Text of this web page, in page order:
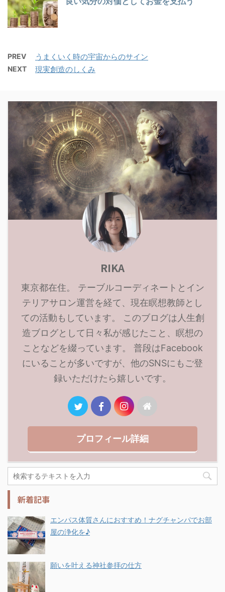
PREV うまくいく時の宇宙からのサイン
NEXT 現実創造のしくみ
RIKA
東京都在住。 テーブルコーディネートとイン
テリアサロン運営を経て、現在瞑想教師とし
ての活動もしています。 このブログは人生創
造ブログとして日々私が感じたこと、瞑想の
ことなどを綴っています。 普段はFacebook
にいることが多いですが、他のSNSにもご登
録いただけたら嬉しいです。
プロフィール詳細
新着記事
エンパス体質さんにおすすめ！ナグチャンパでお部
屋の浄化を♪
願いを叶える神社参拝の仕方